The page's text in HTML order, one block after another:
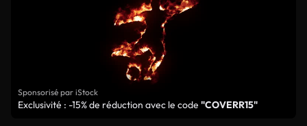
Sponsorisé par iStock
Exclusivité : -15% de réduction avec le code "COVERR15"